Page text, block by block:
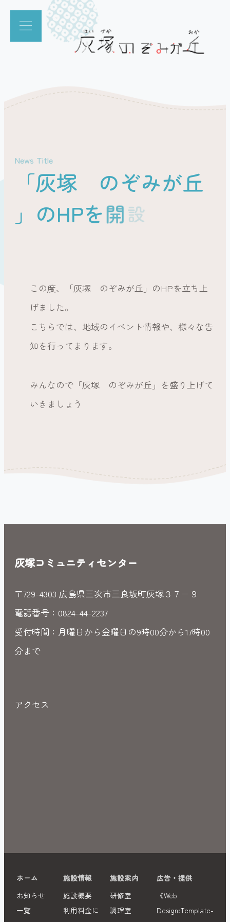
News Title
「灰塚 のぞみが丘
」 のHPを開設
この度、「灰塚 のぞみが丘」のHPを立ち上
げました。
こちらでは、地域のイベント情報や、様々な告
知を行ってまります。
みんなので「灰塚 のぞみが丘」を盛り上げて
いきましょう
灰塚コミュニティセンター
〒729-4303 広島県三次市三良坂町灰塚３７−９
電話番号：0824-44-2237
受付時間：月曜日から金曜日の9時00分から17時00
分まで
アクセス
ホーム
お知らせ
一覧
施設情報
施設概要
利用料金に
施設案内
研修室
調理室
広告・提供
《Web
Design:Template-